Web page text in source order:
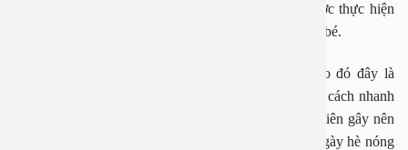
bệnh viêm họng cấp ở trẻ em và trẻ sơ sinh cần được thực hiện
nghiêm ngặt để tránh ảnh hưởng tới sức khỏe của các bé.
Vào mùa hè môi trường ô nhiễm, nhiều bụi bẩn do đó đây là
khoảng thời gian mà vi khuẩn và virus phát triển một cách nhanh
chóng và mạnh mẽ. Đây chính là nguyên nhân đầu tiên gây nên
bệnh viêm họng cấp ở trẻ em. Vì vậy, trong những ngày hè nóng